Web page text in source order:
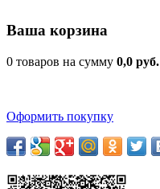
Ваша корзина
0 товаров на сумму 0,0 руб.
Оформить покупку